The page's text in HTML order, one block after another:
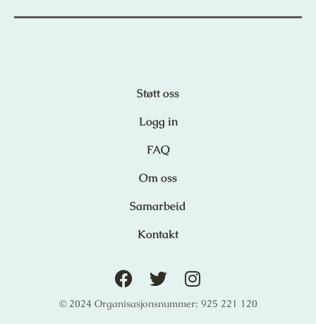
Støtt oss
Logg in
FAQ
Om oss
Samarbeid
Kontakt
© 2024 Organisasjonsnummer: 925 221 120